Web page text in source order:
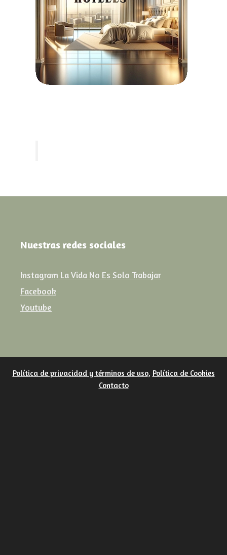
Nuestras redes sociales
Instagram La Vida No Es Solo Trabajar
Facebook
Youtube
Política de privacidad y términos de uso, Política de Cookies
Contacto